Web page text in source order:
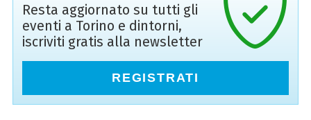
Resta aggiornato su tutti gli
eventi a Torino e dintorni,
iscriviti gratis alla newsletter
REGISTRATI